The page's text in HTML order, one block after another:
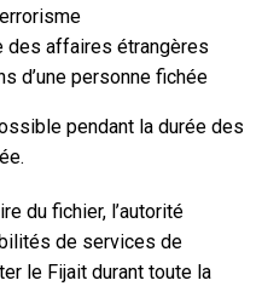
des affaires étrangères
d’une personne fichée
pendant la durée des
du fichier, l’autorité
de services de
le Fijait durant toute la